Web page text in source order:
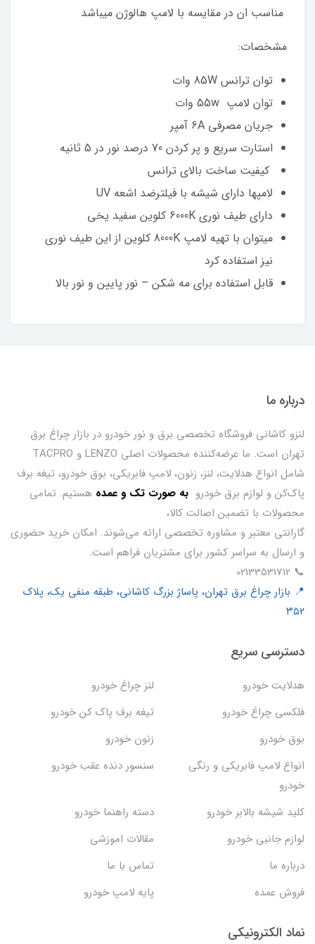
مناسب ان در مقایسه با لامپ هالوژن میباشد
مشخصات:
توان ترانس 85W وات
توان لامپ 55w وات
جریان مصرفی 6A آمپر
استارت سریع و پر کردن 70 درصد نور در 5 ثانیه
کیفیت ساخت بالای ترانس
لامپها دارای شیشه با فیلترضد اشعه UV
دارای طیف نوری 6000K کلوین سفید یخی
میتوان با تهیه لامپ 8000K کلوین از این طیف نوری
نیز استفاده کرد
قابل استفاده برای مه شکن – نور پایین و نور بالا
درباره ما
لنزو کاشانی فروشگاه تخصصی برق و نور خودرو در بازار چراغ برق
تهران است. ما عرضه‌کننده محصولات اصلی LENZO و TACPRO
شامل انواع هدلایت، لنز، زنون، لامپ فابریکی، بوق خودرو، تیغه برف
پاک‌کن و لوازم برق خودرو به صورت تک و عمده هستیم. تمامی
محصولات با تضمین اصالت کالا،
گارانتی معتبر و مشاوره تخصصی ارائه می‌شوند. امکان خرید حضوری
و ارسال به سراسر کشور برای مشتریان فراهم است.
📞 02133531712
📍 بازار چراغ برق تهران، پاساژ بزرگ کاشانی، طبقه منفی یک، پلاک
۳۵۲
دسترسی سریع
هدلایت خودرو
لنز چراغ خودرو
فلکسی چراغ خودرو
تیغه برف پاک کن خودرو
بوق خودرو
زنون خودرو
انواع لامپ فابریکی و رنگی
خودرو
سنسور دنده عقب خودرو
کلید شیشه بالابر خودرو
دسته راهنما خودرو
لوازم جانبی خودرو
مقالات اموزشی
درباره ما
تماس با ما
فروش عمده
پایه لامپ خودرو
نماد الکترونیکی